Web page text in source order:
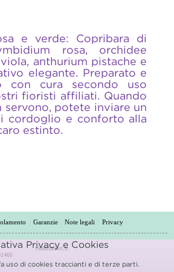
e verde: Copribara di
rosa, orchidee
anthurium pistache e
elegante. Preparato e
con cura secondo uso
fioristi affiliati. Quando
servono, potete inviare un
cordoglio e conforto alla
estinto.
Garanzie Note legali Privacy
venditafiori.it
Privacy e Cookies
uso di cookies traccianti e di terze parti.